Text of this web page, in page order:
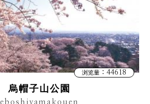
浏览量：44618
烏帽子山公園
eboshiyamakouen